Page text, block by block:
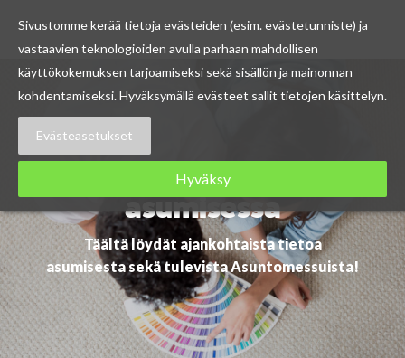
Skip
Ajankohtaista
asumisessa
Täältä löydät ajankohtaista tietoa
asumisesta sekä tulevista Asuntomessuista!
Sivustomme kerää tietoja evästeiden (esim. evästetunniste) ja
vastaavien teknologioiden avulla parhaan mahdollisen
käyttökokemuksen tarjoamiseksi sekä sisällön ja mainonnan
kohdentamiseksi. Hyväksymällä evästeet sallit tietojen käsittelyn.
Evästeasetukset
Hyväksy